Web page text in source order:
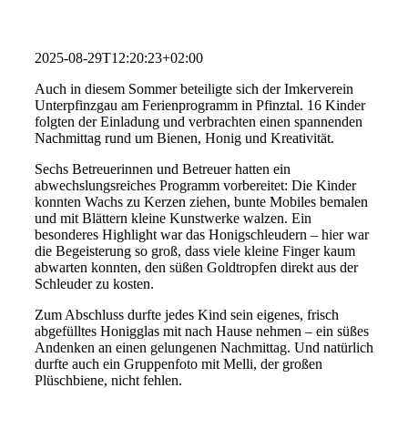
2025-08-29T12:20:23+02:00
Auch in diesem Sommer beteiligte sich der Imkerverein
Unterpfinzgau am Ferienprogramm in Pfinztal. 16 Kinder
folgten der Einladung und verbrachten einen spannenden
Nachmittag rund um Bienen, Honig und Kreativität.
Sechs Betreuerinnen und Betreuer hatten ein
abwechslungsreiches Programm vorbereitet: Die Kinder
konnten Wachs zu Kerzen ziehen, bunte Mobiles bemalen
und mit Blättern kleine Kunstwerke walzen. Ein
besonderes Highlight war das Honigschleudern – hier war
die Begeisterung so groß, dass viele kleine Finger kaum
abwarten konnten, den süßen Goldtropfen direkt aus der
Schleuder zu kosten.
Zum Abschluss durfte jedes Kind sein eigenes, frisch
abgefülltes Honigglas mit nach Hause nehmen – ein süßes
Andenken an einen gelungenen Nachmittag. Und natürlich
durfte auch ein Gruppenfoto mit Melli, der großen
Plüschbiene, nicht fehlen.